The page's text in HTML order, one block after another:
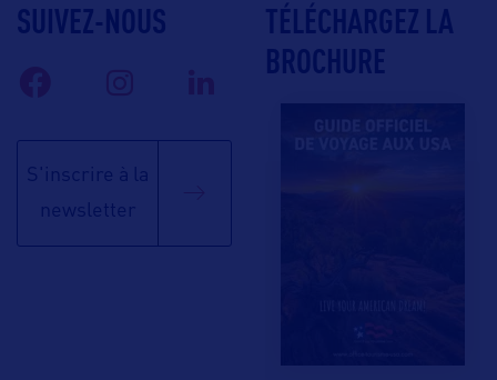
SUIVEZ-NOUS
S'inscrire à la
newsletter
TÉLÉCHARGEZ LA
BROCHURE